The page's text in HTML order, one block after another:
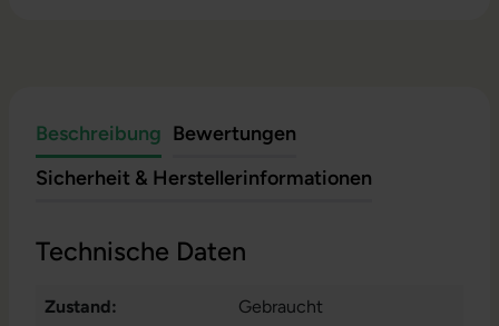
Beschreibung Bewertungen
Sicherheit & Herstellerinformationen
Technische Daten
Zustand: Gebraucht